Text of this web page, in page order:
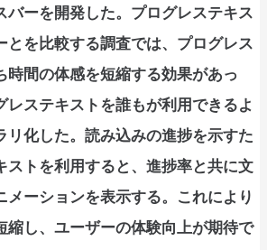
バーを開発した。プログレステキス
とを比較する調査では、プログレス
時間の体感を短縮する効果があっ
レステキストを誰もが利用できるよ
リ化した。読み込みの進捗を示すた
ストを利用すると、進捗率と共に文
メーションを表示する。これにより
縮し、ユーザーの体験向上が期待で